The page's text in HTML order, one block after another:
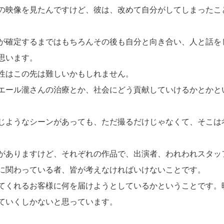
像を見たんですけど、彼は、改めて自分がしてしまったこ
定するまではもちろんその後も自分と向き合い、人と話を
ます。
この先は難しいかもしれません。
ル瀧さんの治療とか、社会にどう貢献していけるかとかと
うなシーンがあっても、ただ撮るだけじゃなくて、そこは
ありますけど、それぞれの作品で、出演者、われわれスタッ
わっている者、皆が考えなければいけないことです。
れるお客様に何を届けようとしているかということです。
くしかないと思っています。